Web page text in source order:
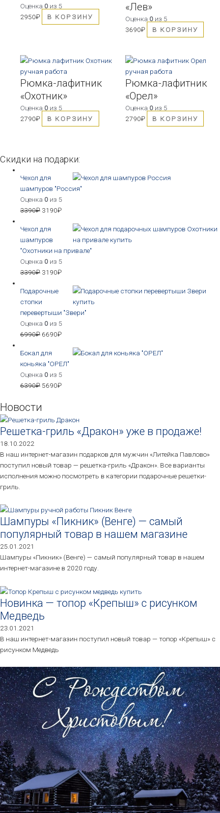
Оценка 0 из 5
2950₽ В КОРЗИНУ
«Лев»
Оценка 0из 5
3690₽ В КОРЗИНУ
Рюмка-лафитник
«Охотник»
Оценка 0 из 5
2790₽ В КОРЗИНУ
Рюмка-лафитник
«Орел»
Оценка 0из 5
2790₽ В КОРЗИНУ
Скидки на подарки:
Чехол для
шампуров "Россия"
Оценка 0 из 5
3390₽ 3190₽
Чехол для
шампуров
"Охотники на привале"
Оценка 0 из 5
3390₽ 3190₽
Подарочные
стопки
перевертыши "Звери"
Оценка 0 из 5
6990₽ 6690₽
Бокал для
коньяка "ОРЕЛ"
Оценка 0 из 5
6390₽ 5690₽
Новости
Решетка-гриль «Дракон» уже в продаже!
18.10.2022
В наш интернет-магазин подарков для мужчин «Литейка Павлово»
поступил новый товар — решетка-гриль «Дракон». Все варианты
исполнения можно посмотреть в категории подарочные решетки-
гриль.
Шампуры «Пикник» (Венге) — самый
популярный товар в нашем магазине
25.01.2021
Шампуры «Пикник» (Венге) — самый популярный товар в нашем
интернет-магазине в 2020 году.
Новинка — топор «Крепыш» с рисунком
Медведь
23.01.2021
В наш интернет-магазин поступил новый товар — топор «Крепыш» с
рисунком Медведь